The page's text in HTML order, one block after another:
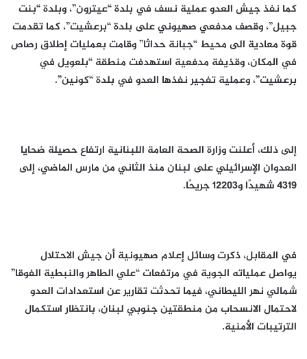
كما نفذ جيش العدو عملية نسف في بلدة “عيترون”، وبلدة “بنت
جبيل”، وقصف مدفعي صهيوني على بلدة “برعشيت”، كما تقدمت
قوة معادية الى محيط “جبانة حداثا” وقامت بعمليات إطلاق رصاص
في المكان، وقذيفة مدفعية استهدفت منطقة “بلعويل في
برعشيت”، وعملية تفجير نفذها العدو في بلدة “كونين”.
إلى ذلك، أعلنت وزارة الصحة العامة اللبنانية ارتفاع حصيلة ضحايا
العدوان الإسرائيلي على لبنان منذ الثاني من مارس الماضي، إلى
4319 شهيدًا و12203 جريحًا.
في المقابل، ذكرت وسائل إعلام صهيونية أن جيش الاحتلال
يواصل عملياته الجوية في مرتفعات “علي الطاهر والنبطية الفوقا”
شمالي نهر الليطاني، فيما تحدثت تقارير عن استعدادات العدو
لاحتمال الانسحاب من منطقتين جنوبي لبنان، بانتظار استكمال
الترتيبات الأمنية.